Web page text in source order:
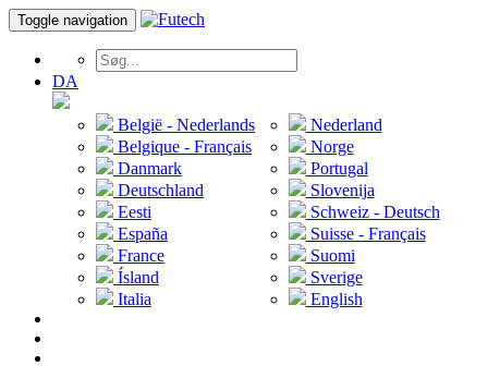
Toggle navigation
DA
België - Nederlands
Belgique - Français
Danmark
Deutschland
Eesti
España
France
Ísland
Italia
Nederland
Norge
Portugal
Slovenija
Schweiz - Deutsch
Suisse - Français
Suomi
Sverige
English